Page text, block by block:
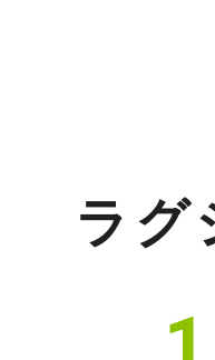
ラグ